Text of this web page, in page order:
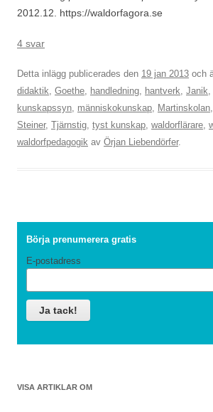
2012.12. https://waldorfagora.se
4 svar
Detta inlägg publicerades den 19 jan 2013 och
didaktik, Goethe, handledning, hantverk, Janik,
kunskapssyn, människokunskap, Martinskolan,
Steiner, Tjärnstig, tyst kunskap, waldorflärare,
waldorfpedagogik av Örjan Liebendörfer.
Börja prenumerera gratis
E-postadress
VISA ARTIKLAR OM